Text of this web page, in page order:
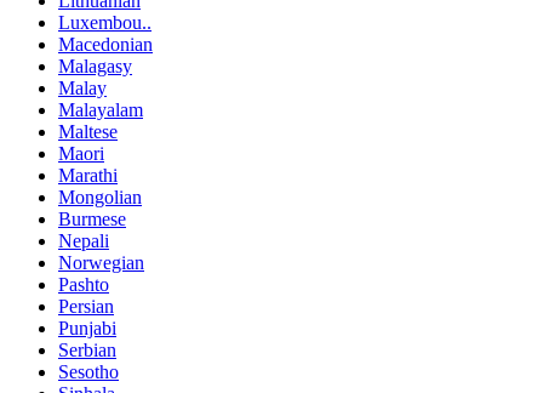
Luxembou..
Macedonian
Malagasy
Malay
Malayalam
Maltese
Maori
Marathi
Mongolian
Burmese
Nepali
Norwegian
Pashto
Persian
Punjabi
Serbian
Sesotho